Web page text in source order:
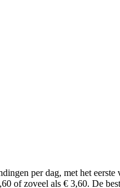
per dag, met het eerste
of zoveel als € 3,60. De